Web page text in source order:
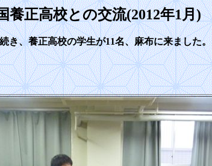
養正高校との交流(2012年1月)
き、養正高校の学生が11名、麻布に来ました。